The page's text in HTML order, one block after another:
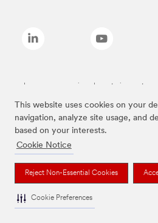
This website uses cookies on your
navigation, analyze site usage, and
based on your interests.
Cookie Notice
Reject Non-Essential Cookies
Cookie Preferences
Las marcas mencionadas anteriormente